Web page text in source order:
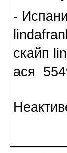
-
скайп
ася